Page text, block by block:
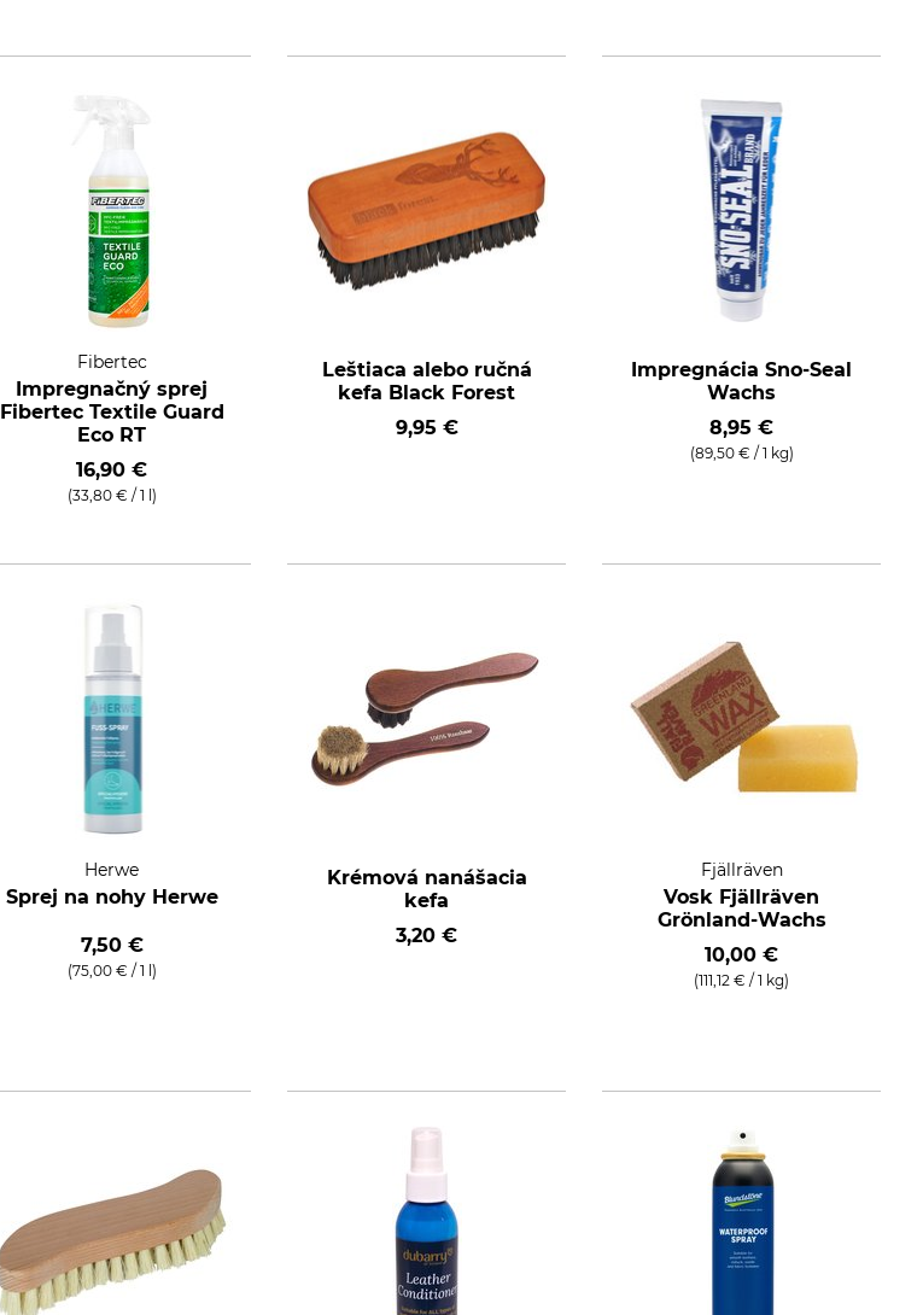
Fibertec
Impregnačný sprej
Fibertec Textile Guard
Eco RT
16,90 €
(33,80 € / 1 l)
Leštiaca alebo ručná
kefa Black Forest
9,95 €
Impregnácia Sno-Seal
Wachs
8,95 €
(89,50 € / 1 kg)
Herwe
Sprej na nohy Herwe
7,50 €
(75,00 € / 1 l)
Krémová nanášacia
kefa
3,20 €
Fjällräven
Vosk Fjällräven
Grönland-Wachs
10,00 €
(111,12 € / 1 kg)